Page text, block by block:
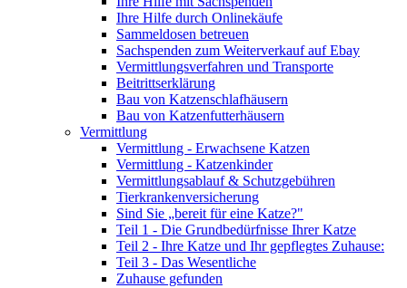
Ihre Hilfe durch Onlinekäufe
Sammeldosen betreuen
Sachspenden zum Weiterverkauf auf Ebay
Vermittlungsverfahren und Transporte
Beitrittserklärung
Bau von Katzenschlafhäusern
Bau von Katzenfutterhäusern
Vermittlung
Vermittlung - Erwachsene Katzen
Vermittlung - Katzenkinder
Vermittlungsablauf & Schutzgebühren
Tierkrankenversicherung
Sind Sie „bereit für eine Katze?"
Teil 1 - Die Grundbedürfnisse Ihrer Katze
Teil 2 - Ihre Katze und Ihr gepflegtes Zuhause:
Teil 3 - Das Wesentliche
Zuhause gefunden